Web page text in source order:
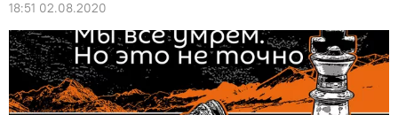
18:51 02.08.2020